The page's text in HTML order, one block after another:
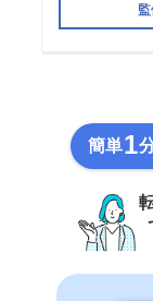
簡単1